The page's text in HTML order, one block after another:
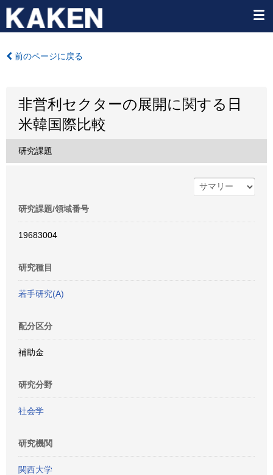
前のページに戻る
非営利セクターの展開に関する日
米韓国際比較
研究課題
研究課題/領域番号
19683004
研究種目
若手研究(A)
配分区分
補助金
研究分野
社会学
研究機関
関西大学